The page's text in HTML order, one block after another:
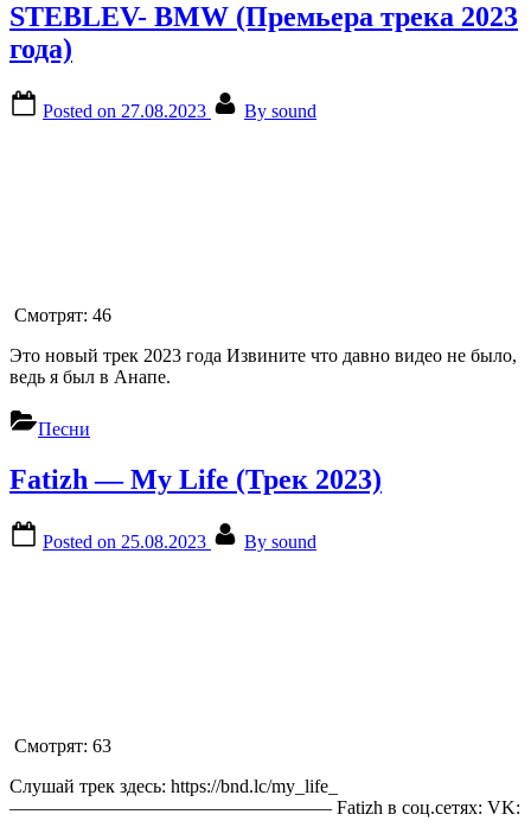
STEBLEV- BMW (Премьера трека 2023
года)
Posted on 27.08.2023 By sound
Смотрят: 46
Это новый трек 2023 года Извините что давно видео не было,
ведь я был в Анапе.
Песни
Fatizh — My Life (Трек 2023)
Posted on 25.08.2023 By sound
Смотрят: 63
Слушай трек здесь: https://bnd.lc/my_life_
————————————————— Fatizh в соц.сетях: VK: